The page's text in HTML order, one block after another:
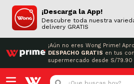
¡Descarga la App!
Descubre toda nuestra
delivery GRATIS
¡Aún no eres Wong Prime!
DESPACHO GRATIS en tus
supermercado desde S/79.90
¿Que buscas hoy?
Resultado de búsqueda